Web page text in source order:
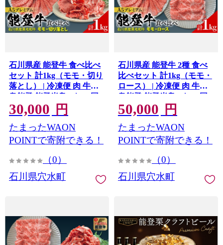
石川県産 能登牛 食べ比べ
セット 計1kg（モモ・切り
落とし） | 冷凍便 肉 牛肉
奥能登 能登半島 1キロ 国
産 切落し もも肉 ブランド
牛 和牛 黒毛和種 黒毛和牛
30,000 円
たまったWAON
POINTで寄附できる！
（0）
石川県穴水町
石川県産 能登牛 2種 食べ
比べセット 計1kg（モモ・
ロース） | 冷凍便 肉 牛肉
奥能登 能登半島 1キロ 国
産 もも肉 ロース ブランド
牛 和牛 黒毛和種 黒毛和牛
50,000 円
たまったWAON
POINTで寄附できる！
（0）
石川県穴水町